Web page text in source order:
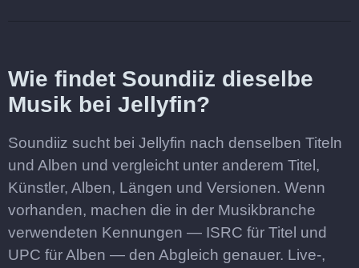
Wie findet Soundiiz dieselbe
Musik bei Jellyfin?
Soundiiz sucht bei Jellyfin nach denselben Titeln
und Alben und vergleicht unter anderem Titel,
Künstler, Alben, Längen und Versionen. Wenn
vorhanden, machen die in der Musikbranche
verwendeten Kennungen — ISRC für Titel und
UPC für Alben — den Abgleich genauer. Live-,